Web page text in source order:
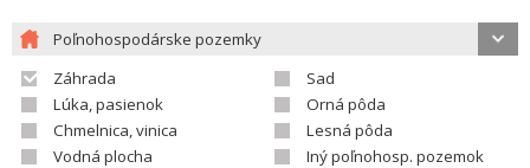
Poľnohospodárske pozemky
Záhrada
Sad
Lúka, pasienok
Orná pôda
Chmelnica, vinica
Lesná pôda
Vodná plocha
Iný poľnohosp. pozemok